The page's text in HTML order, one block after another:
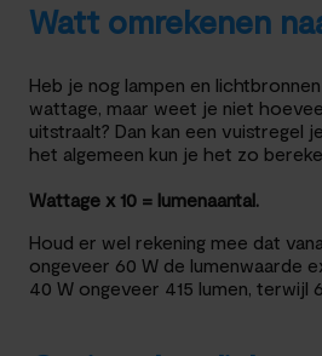
Watt omrekenen
Heb je nog lampen en
wattage, maar weet je niet
uitstraalt? Dan kan een vuistregel
het algemeen kun je het zo
Wattage x 10 = lumenaantal.
Houd er wel rekening mee dat
ongeveer 60 W de lumenwaarde
40 W ongeveer 415 lumen, terwijl